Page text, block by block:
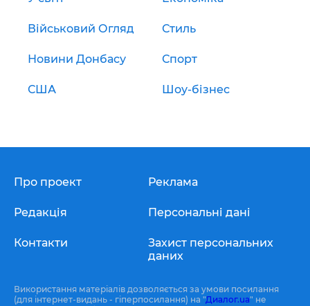
Військовий Огляд Стиль
Новини Донбасу Спорт
США Шоу-бізнес
Про проект
Редакція
Контакти
Реклама
Персональні дані
Захист персональних
даних
Використання матеріалів дозволяється за умови посилання
(для інтернет-видань - гіперпосилання) на "Диалог.ua" не